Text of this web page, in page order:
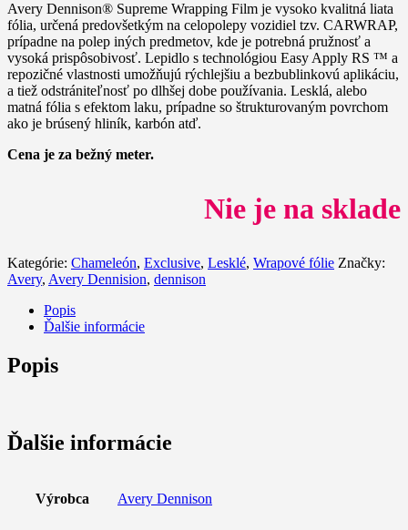
Avery Dennison® Supreme Wrapping Film je vysoko kvalitná liata
fólia, určená predovšetkým na celopolepy vozidiel tzv. CARWRAP,
prípadne na polep iných predmetov, kde je potrebná pružnosť a
vysoká prispôsobivosť. Lepidlo s technológiou Easy Apply RS ™ a
repozičné vlastnosti umožňujú rýchlejšiu a bezbublinkovú aplikáciu,
a tiež odstrániteľnosť po dlhšej dobe používania. Lesklá, alebo
matná fólia s efektom laku, prípadne so štrukturovaným povrchom
ako je brúsený hliník, karbón atď.
Cena je za bežný meter.
Nie je na sklade
Kategórie: Chameleón, Exclusive, Lesklé, Wrapové fólie Značky:
Avery, Avery Dennision, dennison
Popis
Ďalšie informácie
Popis
Ďalšie informácie
Výrobca Avery Dennison